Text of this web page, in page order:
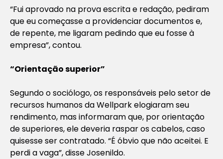
“Fui aprovado na prova escrita e redação, pediram
que eu começasse a providenciar documentos e,
de repente, me ligaram pedindo que eu fosse à
empresa”, contou.
“Orientação superior”
Segundo o sociólogo, os responsáveis pelo setor de
recursos humanos da Wellpark elogiaram seu
rendimento, mas informaram que, por orientação
de superiores, ele deveria raspar os cabelos, caso
quisesse ser contratado. “É óbvio que não aceitei. E
perdi a vaga”, disse Josenildo.